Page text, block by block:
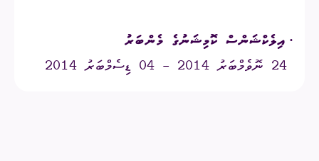
· އިލެކްޝަންސް ކޮމިޝަނުގެ މެންބަރު
24 ނޮވެމްބަރު 2014 - 04 ޑިސެމްބަރު 2014